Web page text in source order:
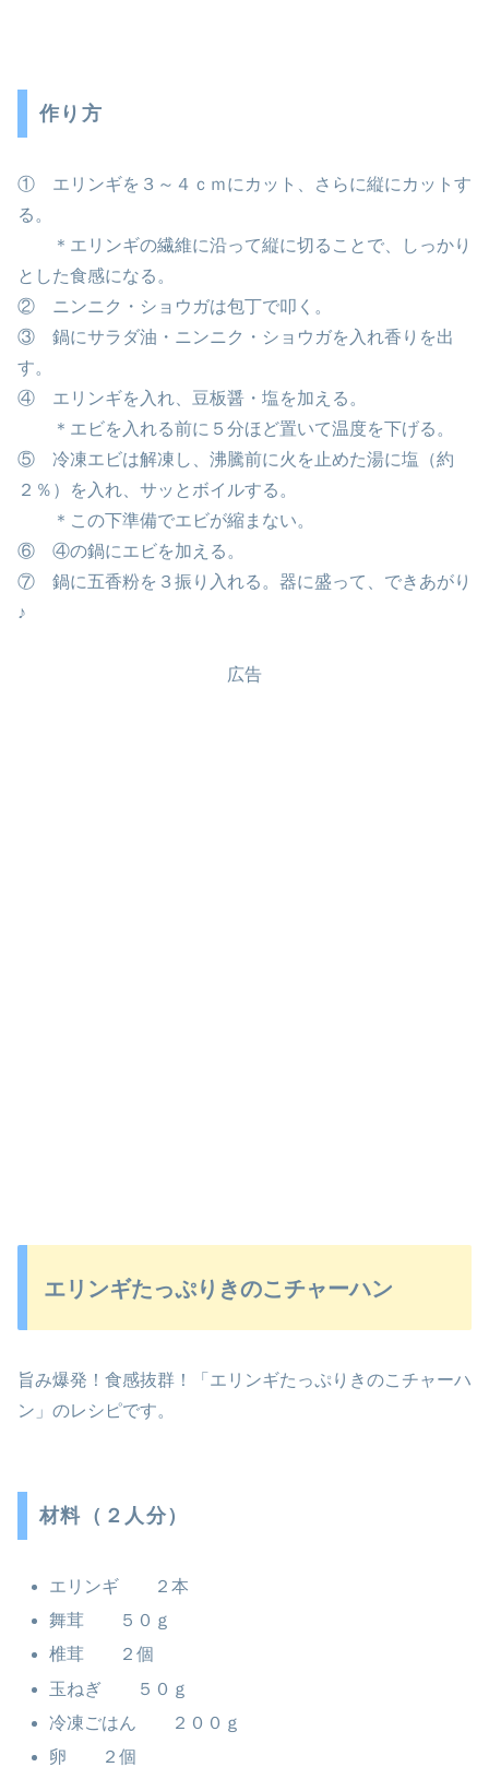
作り方
① エリンギを３～４ｃｍにカット、さらに縦にカットす
る。
＊エリンギの繊維に沿って縦に切ることで、しっかり
とした食感になる。
② ニンニク・ショウガは包丁で叩く。
③ 鍋にサラダ油・ニンニク・ショウガを入れ香りを出
す。
④ エリンギを入れ、豆板醤・塩を加える。
＊エビを入れる前に５分ほど置いて温度を下げる。
⑤ 冷凍エビは解凍し、沸騰前に火を止めた湯に塩（約
２％）を入れ、サッとボイルする。
＊この下準備でエビが縮まない。
⑥ ④の鍋にエビを加える。
⑦ 鍋に五香粉を３振り入れる。器に盛って、できあがり
♪
広告
エリンギたっぷりきのこチャーハン
旨み爆発！食感抜群！「エリンギたっぷりきのこチャーハ
ン」のレシピです。
材料（２人分）
エリンギ ２本
舞茸 ５０ｇ
椎茸 ２個
玉ねぎ ５０ｇ
冷凍ごはん ２００ｇ
卵 ２個